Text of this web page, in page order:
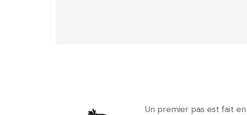
Un premier pas est fait